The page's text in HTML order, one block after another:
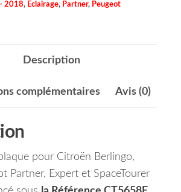
2018, Eclairage, Partner, Peugeot
Description
complémentaires Avis (0)
pour Citroën Berlingo,
Partner, Expert et SpaceTourer